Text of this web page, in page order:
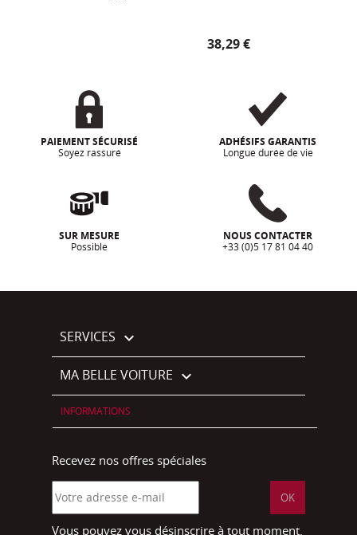
Prix
38,29 €
PAIEMENT SÉCURISÉ
Soyez rassuré
ADHÉSIFS GARANTIS
Longue durée de vie
SUR MESURE
Possible
NOUS CONTACTER
+33 (0)5 17 81 04 40
SERVICES 
MA BELLE VOITURE 
INFORMATIONS
Recevez nos offres spéciales
Vous pouvez vous désinscrire à tout moment.